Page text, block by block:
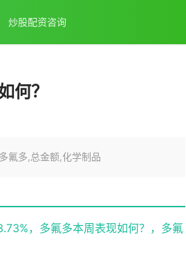
炒股配资咨询
何？
氟多,总金额,化学制品
，多氟多本周表现如何？，多氟